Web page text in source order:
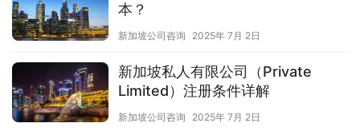
本？
新加坡公司咨询 2025年 7月 2日
新加坡私人有限公司（Private
Limited）注册条件详解
新加坡公司咨询 2025年 7月 2日